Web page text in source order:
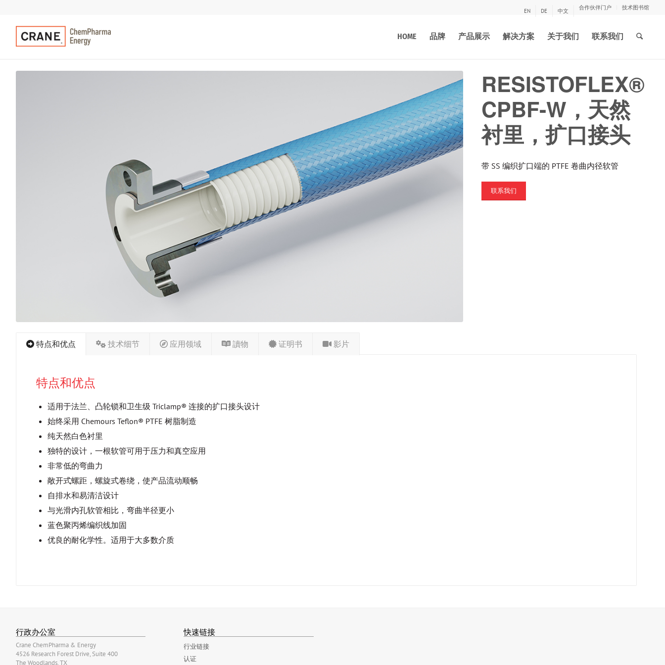
EN DE 中文 合作伙伴门户 技术图书馆
HOME 品牌 产品展示 解决方案 关于我们 联系我们
RESISTOFLEX®
CPBF-W，天然
衬里，扩口接头
带 SS 编织扩口端的 PTFE 卷曲内径软管
联系我们
特点和优点 技术细节 应用领域 讀物 证明书 影片
特点和优点
适用于法兰、凸轮锁和卫生级 Triclamp® 连接的扩口接头设计
始终采用 Chemours Teflon® PTFE 树脂制造
纯天然白色衬里
独特的设计，一根软管可用于压力和真空应用
非常低的弯曲力
敞开式螺距，螺旋式卷绕，使产品流动顺畅
自排水和易清洁设计
与光滑内孔软管相比，弯曲半径更小
蓝色聚丙烯编织线加固
优良的耐化学性。适用于大多数介质
行政办公室
Crane ChemPharma & Energy
4526 Research Forest Drive, Suite 400
The Woodlands, TX
快速链接
行业链接
认证